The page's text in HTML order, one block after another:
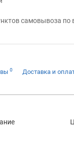
самовывоза по
0 Доставка и